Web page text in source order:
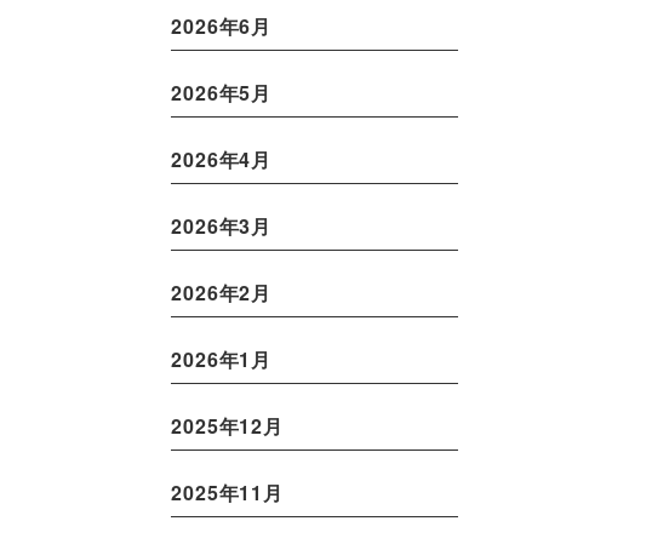
2026年6月
2026年5月
2026年4月
2026年3月
2026年2月
2026年1月
2025年12月
2025年11月